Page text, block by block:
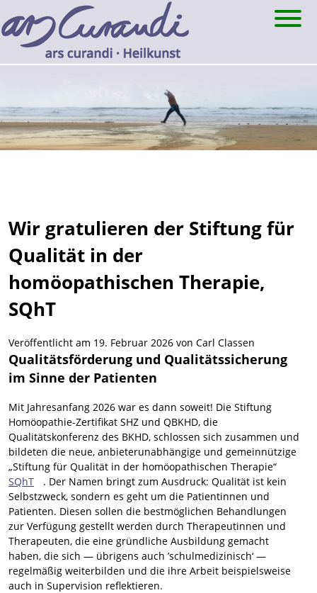
to
content
Wir gratulieren der Stiftung für
Qualität in der
homöopathischen Therapie,
SQhT
Veröffentlicht am 19. Februar 2026 von Carl Classen
Qualitätsförderung und Qualitätssicherung
im Sinne der Patienten
Mit Jahresanfang 2026 war es dann soweit! Die Stiftung
Homöopathie-Zertifikat SHZ und QBKHD, die
Qualitätskonferenz des BKHD, schlossen sich zusammen und
bildeten die neue, anbieterunabhängige und gemeinnützige
„Stiftung für Qualität in der homöopathischen Therapie“
SQhT
. Der Namen bringt zum Ausdruck: Qualität ist kein
Selbstzweck, sondern es geht um die Patientinnen und
Patienten. Diesen sollen die bestmöglichen Behandlungen
zur Verfügung gestellt werden durch Therapeutinnen und
Therapeuten, die eine gründliche Ausbildung gemacht
haben, die sich — übrigens auch ’schulmedizinisch‘ —
regelmäßig weiterbilden und die ihre Arbeit beispielsweise
auch in Supervision reflektieren.